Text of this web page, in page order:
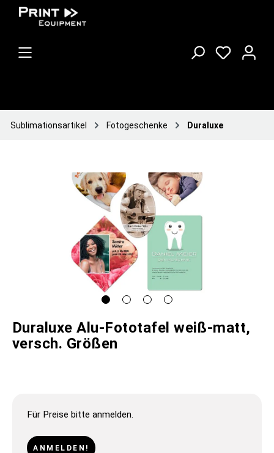
Sublimationsartikel Fotogeschenke Duraluxe
Duraluxe Alu-Fototafel weiß-matt,
versch. Größen
Für Preise bitte anmelden.
ANMELDEN!